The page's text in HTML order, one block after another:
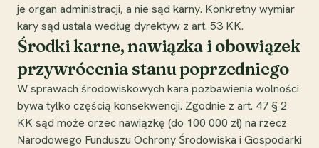
je organ administracji, a nie sąd karny. Konkretny wymiar
kary sąd ustala według dyrektyw z art. 53 KK.
Środki karne, nawiązka i obowiązek
przywrócenia stanu poprzedniego
W sprawach środowiskowych kara pozbawienia wolności
bywa tylko częścią konsekwencji. Zgodnie z art. 47 § 2
KK sąd może orzec nawiązkę (do 100 000 zł) na rzecz
Narodowego Funduszu Ochrony Środowiska i Gospodarki